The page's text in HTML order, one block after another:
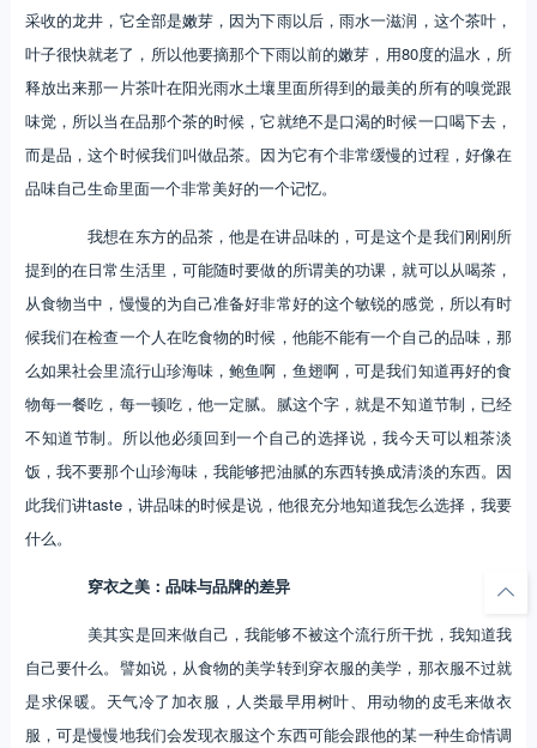
采收的龙井，它全部是嫩芽，因为下雨以后，雨水一滋润，这个茶叶，
叶子很快就老了，所以他要摘那个下雨以前的嫩芽，用80度的温水，所
释放出来那一片茶叶在阳光雨水土壤里面所得到的最美的所有的嗅觉跟
味觉，所以当在品那个茶的时候，它就绝不是口渴的时候一口喝下去，
而是品，这个时候我们叫做品茶。因为它有个非常缓慢的过程，好像在
品味自己生命里面一个非常美好的一个记忆。
我想在东方的品茶，他是在讲品味的，可是这个是我们刚刚所
提到的在日常生活里，可能随时要做的所谓美的功课，就可以从喝茶，
从食物当中，慢慢的为自己准备好非常好的这个敏锐的感觉，所以有时
候我们在检查一个人在吃食物的时候，他能不能有一个自己的品味，那
么如果社会里流行山珍海味，鲍鱼啊，鱼翅啊，可是我们知道再好的食
物每一餐吃，每一顿吃，他一定腻。腻这个字，就是不知道节制，已经
不知道节制。所以他必须回到一个自己的选择说，我今天可以粗茶淡
饭，我不要那个山珍海味，我能够把油腻的东西转换成清淡的东西。因
此我们讲taste，讲品味的时候是说，他很充分地知道我怎么选择，我要
什么。
穿衣之美：品味与品牌的差异
美其实是回来做自己，我能够不被这个流行所干扰，我知道我
自己要什么。譬如说，从食物的美学转到穿衣服的美学，那衣服不过就
是求保暖。天气冷了加衣服，人类最早用树叶、用动物的皮毛来做衣
服，可是慢慢地我们会发现衣服这个东西可能会跟他的某一种生命情调